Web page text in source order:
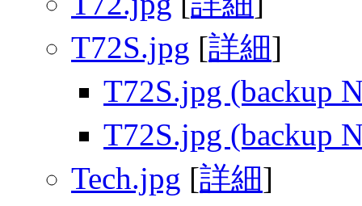
T72S.jpg [詳細]
T72S.jpg (backup
T72S.jpg (backup
Tech.jpg [詳細]